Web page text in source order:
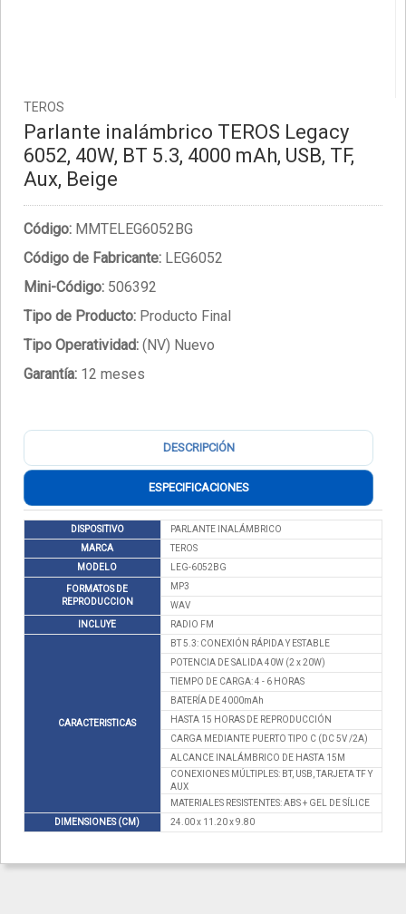
TEROS
Parlante inalámbrico TEROS Legacy
6052, 40W, BT 5.3, 4000 mAh, USB, TF,
Aux, Beige
Código: MMTELEG6052BG
Código de Fabricante: LEG6052
Mini-Código: 506392
Tipo de Producto: Producto Final
Tipo Operatividad: (NV) Nuevo
Garantía: 12 meses
DESCRIPCIÓN
ESPECIFICACIONES
DISPOSITIVO
PARLANTE INALÁMBRICO
MARCA
TEROS
MODELO
LEG-6052BG
FORMATOS DE
REPRODUCCION
MP3
WAV
INCLUYE
RADIO FM
CARACTERISTICAS
BT 5.3: CONEXIÓN RÁPIDA Y ESTABLE
POTENCIA DE SALIDA 40W (2 x 20W)
TIEMPO DE CARGA: 4 - 6 HORAS
BATERÍA DE 4000mAh
HASTA 15 HORAS DE REPRODUCCIÓN
CARGA MEDIANTE PUERTO TIPO C (DC 5V /2A)
ALCANCE INALÁMBRICO DE HASTA 15M
CONEXIONES MÚLTIPLES: BT, USB, TARJETA TF Y
AUX
MATERIALES RESISTENTES: ABS + GEL DE SÍLICE
DIMENSIONES (CM)
24.00 x 11.20 x 9.80